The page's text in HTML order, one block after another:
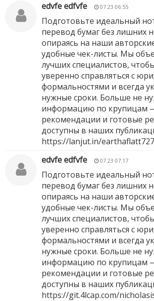
edvfe edfvfe
07.23 06:55
Подготовьте идеальный
перевод бумаг без лишних
опираясь на наши
удобные чек-листы. Мы
лучших специалистов,
уверенно справляться с
формальностями и всегда
нужные сроки. Больше не
информацию по крупицам
рекомендации и готовые
доступны в наших
https://lanjut.in/earthaflatt727
edvfe edfvfe
07.23 07:17
Подготовьте идеальный
перевод бумаг без лишних
опираясь на наши
удобные чек-листы. Мы
лучших специалистов,
уверенно справляться с
формальностями и всегда
нужные сроки. Больше не
информацию по крупицам
рекомендации и готовые
доступны в наших
https://git.4lcap.com/